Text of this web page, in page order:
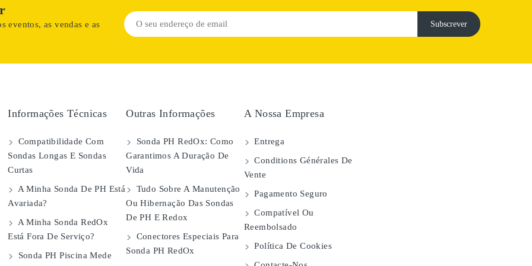
eventos, as vendas e as
Informações Técnicas
Compatibilidade Com
Sondas Longas E Sondas
Curtas
A Minha Sonda De PH Está
Avariada?
A Minha Sonda RedOx
Está Fora De Serviço?
Sonda PH Piscina Mede
Outras Informações
Sonda PH RedOx: Como
Garantimos A Duração De
Vida
Tudo Sobre A Manutenção
Ou Hibernação Das Sondas
De PH E Redox
Conectores Especiais Para
Sonda PH RedOx
A Nossa Empresa
Entrega
Conditions Générales De
Vente
Pagamento Seguro
Compatível Ou
Reembolsado
Política De Cookies